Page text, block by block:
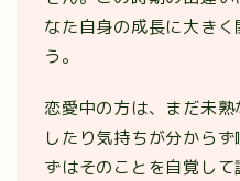
なた自身の成長に大き
う。
恋愛中の方は、まだ未
したり気持ちが分から
ずはそのことを自覚し